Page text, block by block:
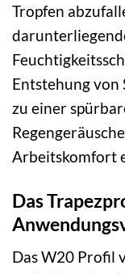
Tropfen
Entstehung von
zu einer
Arbeitskomfort
Das
Das W20 Profil